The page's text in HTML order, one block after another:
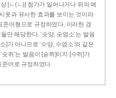
[ㄴ(ㄴ)] 첨가가 일어나거나 뒤의 예
옷과 유사한 효과를 보이는 것이라
준어형으로 규정하였다. 이러한 경
만 해당한다. ‘숫양, 숫염소’는 발음
]가 아니므로 ‘수양, 수염소’와 같은
쥐’는 발음이 [숟쮜]이지 [수쥐]가
준어로 규정하였다.